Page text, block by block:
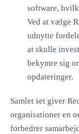
software,
Ved at vælge
udnytte
at skulle
bekymre sig
opdateringer.
Samlet set giver
organisationer en
forbedrer